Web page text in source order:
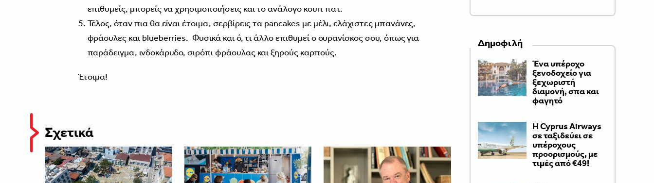
επιθυμείς, μπορείς να χρησιμοποιήσεις και το ανάλογο κουπ πατ.
Τέλος, όταν πια θα είναι έτοιμα, σερβίρεις τα pancakes με μέλι, ελάχιστες μπανάνες,
φράουλες και blueberries. Φυσικά και ό, τι άλλο επιθυμεί ο ουρανίσκος σου, όπως για
παράδειγμα, ινδοκάρυδο, σιρόπι φράουλας και ξηρούς καρπούς.
Έτοιμα!
Σχετικά
Δημοφιλή
Ένα υπέροχο
ξενοδοχείο για
ξεχωριστή
διαμονή, σπα και
φαγητό
H Cyprus Airways
σε ταξιδεύει σε
υπέροχους
προορισμούς, με
τιμές από €49!